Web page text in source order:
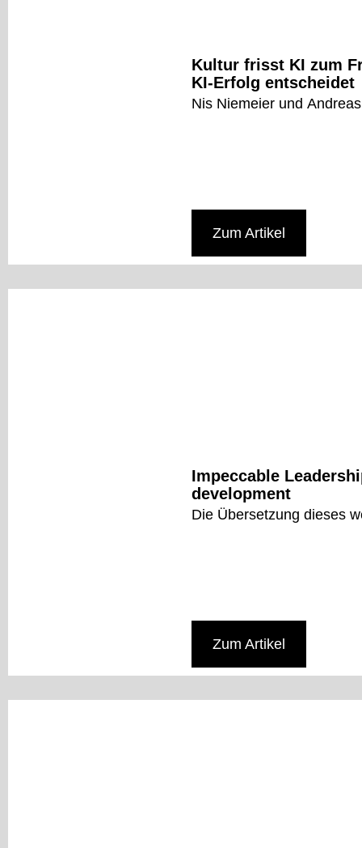
Kultur frisst KI zum
KI-Erfolg entscheidet
Nis Niemeier und
Zum Artikel
Impeccable
development
Die Übersetzung dieses
Zum Artikel